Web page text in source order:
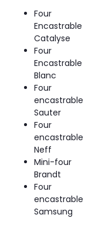
Four
Encastrable
Catalyse
Four
Encastrable
Blanc
Four
encastrable
Sauter
Four
encastrable
Neff
Mini-four
Brandt
Four
encastrable
Samsung